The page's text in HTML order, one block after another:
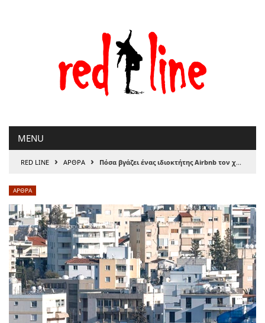
MENU
RED LINE › ΑΡΘΡΑ › Πόσα βγάζει ένας ιδιοκτήτης Airbnb τον χρόνο
ΑΡΘΡΑ